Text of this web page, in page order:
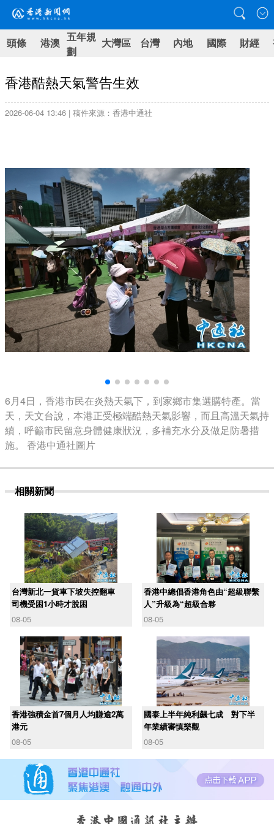
頭條 港澳 五年規
劃
大灣區 台灣 內地 國際 財經
香港酷熱天氣警告生效
2026-06-04 13:46 | 稿件來源：香港中通社
6月4日，香港市民在炎熱天氣下，到家鄉市集選購特產。當
天，天文台說，本港正受極端酷熱天氣影響，而且高溫天氣持
續，呼籲市民留意身體健康狀況，多補充水分及做足防暑措
施。 香港中通社圖片
相關新聞
台灣新北一貨車下坡失控翻車
司機受困1小時才脫困
08-05
香港中總倡香港角色由“超級聯繫
人”升級為“超級合夥
08-05
香港強積金首7個月人均賺逾2萬
港元
08-05
國泰上半年純利飆七成 對下半
年業績審慎樂觀
08-05